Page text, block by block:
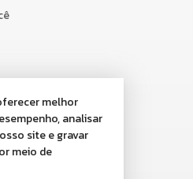
melhor
analisar
site e gravar
meio de